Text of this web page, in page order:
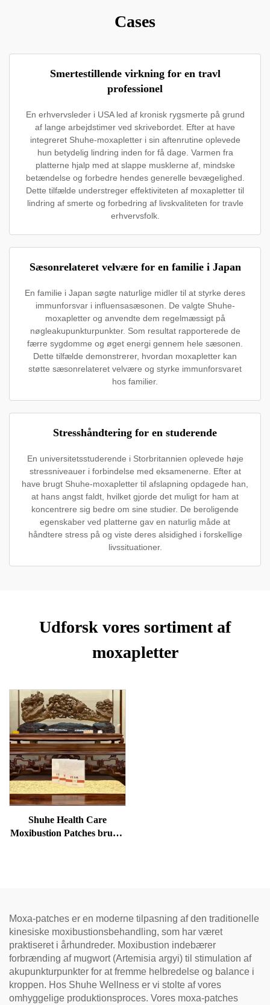
Cases
Smertestillende virkning for en travl
professionel
En erhvervsleder i USA led af kronisk rygsmerte på grund
af lange arbejdstimer ved skrivebordet. Efter at have
integreret Shuhe-moxapletter i sin aftenrutine oplevede
hun betydelig lindring inden for få dage. Varmen fra
platterne hjalp med at slappe musklerne af, mindske
betændelse og forbedre hendes generelle bevægelighed.
Dette tilfælde understreger effektiviteten af moxapletter til
lindring af smerte og forbedring af livskvaliteten for travle
erhvervsfolk.
Sæsonrelateret velvære for en familie i Japan
En familie i Japan søgte naturlige midler til at styrke deres
immunforsvar i influensasæsonen. De valgte Shuhe-
moxapletter og anvendte dem regelmæssigt på
nøgleakupunkturpunkter. Som resultat rapporterede de
færre sygdomme og øget energi gennem hele sæsonen.
Dette tilfælde demonstrerer, hvordan moxapletter kan
støtte sæsonrelateret velvære og styrke immunforsvaret
hos familier.
Stresshåndtering for en studerende
En universitetsstuderende i Storbritannien oplevede høje
stressniveauer i forbindelse med eksamenerne. Efter at
have brugt Shuhe-moxapletter til afslapning opdagede han,
at hans angst faldt, hvilket gjorde det muligt for ham at
koncentrere sig bedre om sine studier. De beroligende
egenskaber ved platterne gav en naturlig måde at
håndtere stress på og viste deres alsidighed i forskellige
livssituationer.
Udforsk vores sortiment af
moxapletter
Shuhe Health Care
Moxibustion Patches bruges
Moxa-patches er en moderne tilpasning af den traditionelle
kinesiske moxibustionsbehandling, som har været
praktiseret i århundreder. Moxibustion indebærer
forbrænding af mugwort (Artemisia argyi) til stimulation af
akupunkturpunkter for at fremme helbredelse og balance i
kroppen. Hos Shuhe Wellness er vi stolte af vores
omhyggelige produktionsproces. Vores moxa-patches